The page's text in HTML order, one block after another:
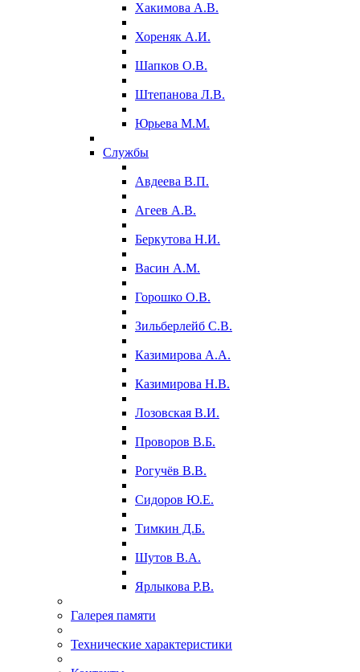
Хакимова А.В.
Хореняк А.И.
Шапков О.В.
Штепанова Л.В.
Юрьева М.М.
Службы
Авдеева В.П.
Агеев А.В.
Беркутова Н.И.
Васин А.М.
Горошко О.В.
Зильберлейб С.В.
Казимирова А.А.
Казимирова Н.В.
Лозовская В.И.
Проворов В.Б.
Рогучёв В.В.
Сидоров Ю.Е.
Тимкин Д.Б.
Шутов В.А.
Ярлыкова Р.В.
Галерея памяти
Технические характеристики